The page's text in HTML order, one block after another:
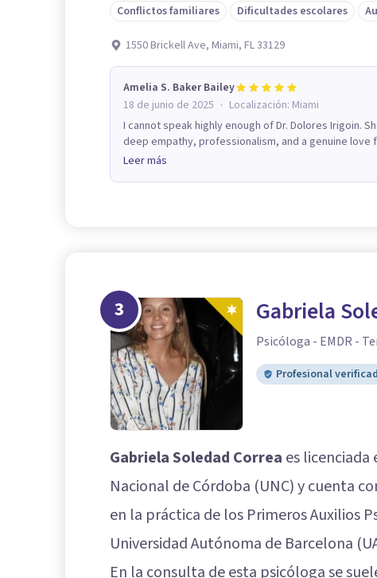
Conflictos familiares
Dificultades escolares
1550 Brickell Ave, Miami, FL 33129
Amelia S. Baker Bailey
18 de junio de 2025 · Localización: Miami
I cannot speak highly enough of Dr. Dolores Irigoin.
deep empathy, professionalism, and a genuine love
Leer más
3 Gabriela
Psicóloga - EMDR -
Profesional
Gabriela Soledad Correa es
Nacional de Córdoba (UNC) y cuenta
en la práctica de los Primeros Auxilios
Universidad Autónoma de Barcelona
En la consulta de esta psicóloga se